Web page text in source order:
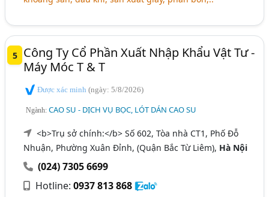
5
Công Ty Cổ Phần Xuất Nhập Khẩu Vật Tư -
Máy Móc T & T
Được xác minh(ngày: 5/8/2026)
Ngành:CAO SU - DỊCH VỤ BỌC, LÓT DÁN CAO SU
<b>Trụ sở chính:</b> Số 602, Tòa nhà CT1, Phố Đỗ
Nhuận, Phường Xuân Đỉnh, (Quận Bắc Từ Liêm), Hà Nội
(024) 7305 6699
Hotline:0937 813 868